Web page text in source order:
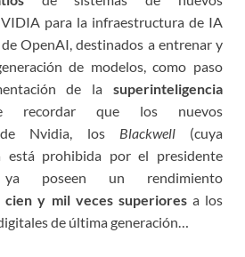
para la infraestructura de IA
OpenAI, destinados a entrenar y
de modelos, como paso
de la superinteligencia
recordar que los nuevos
de Nvidia, los Blackwell (cuya
está prohibida por el presidente
poseen un rendimiento
cien y mil veces superioresa los
de última generación…